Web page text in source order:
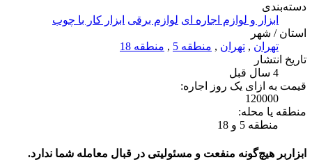
دسته‌بندی
ابزار و لوازم اجاره ای لوازم برقی
ابزار کار با چوب
استان / شهر
تهران, تهران, منطقه 5 , منطقه 18
تاریخ انتشار
4 سال قبل
قیمت به ازای یک روز اجاره:
120000
منطقه یا محله:
منطقه 5 و 18
ابزاربر هیچ‌گونه منفعت و مسئولیتی در قبال معامله شما ندارد.